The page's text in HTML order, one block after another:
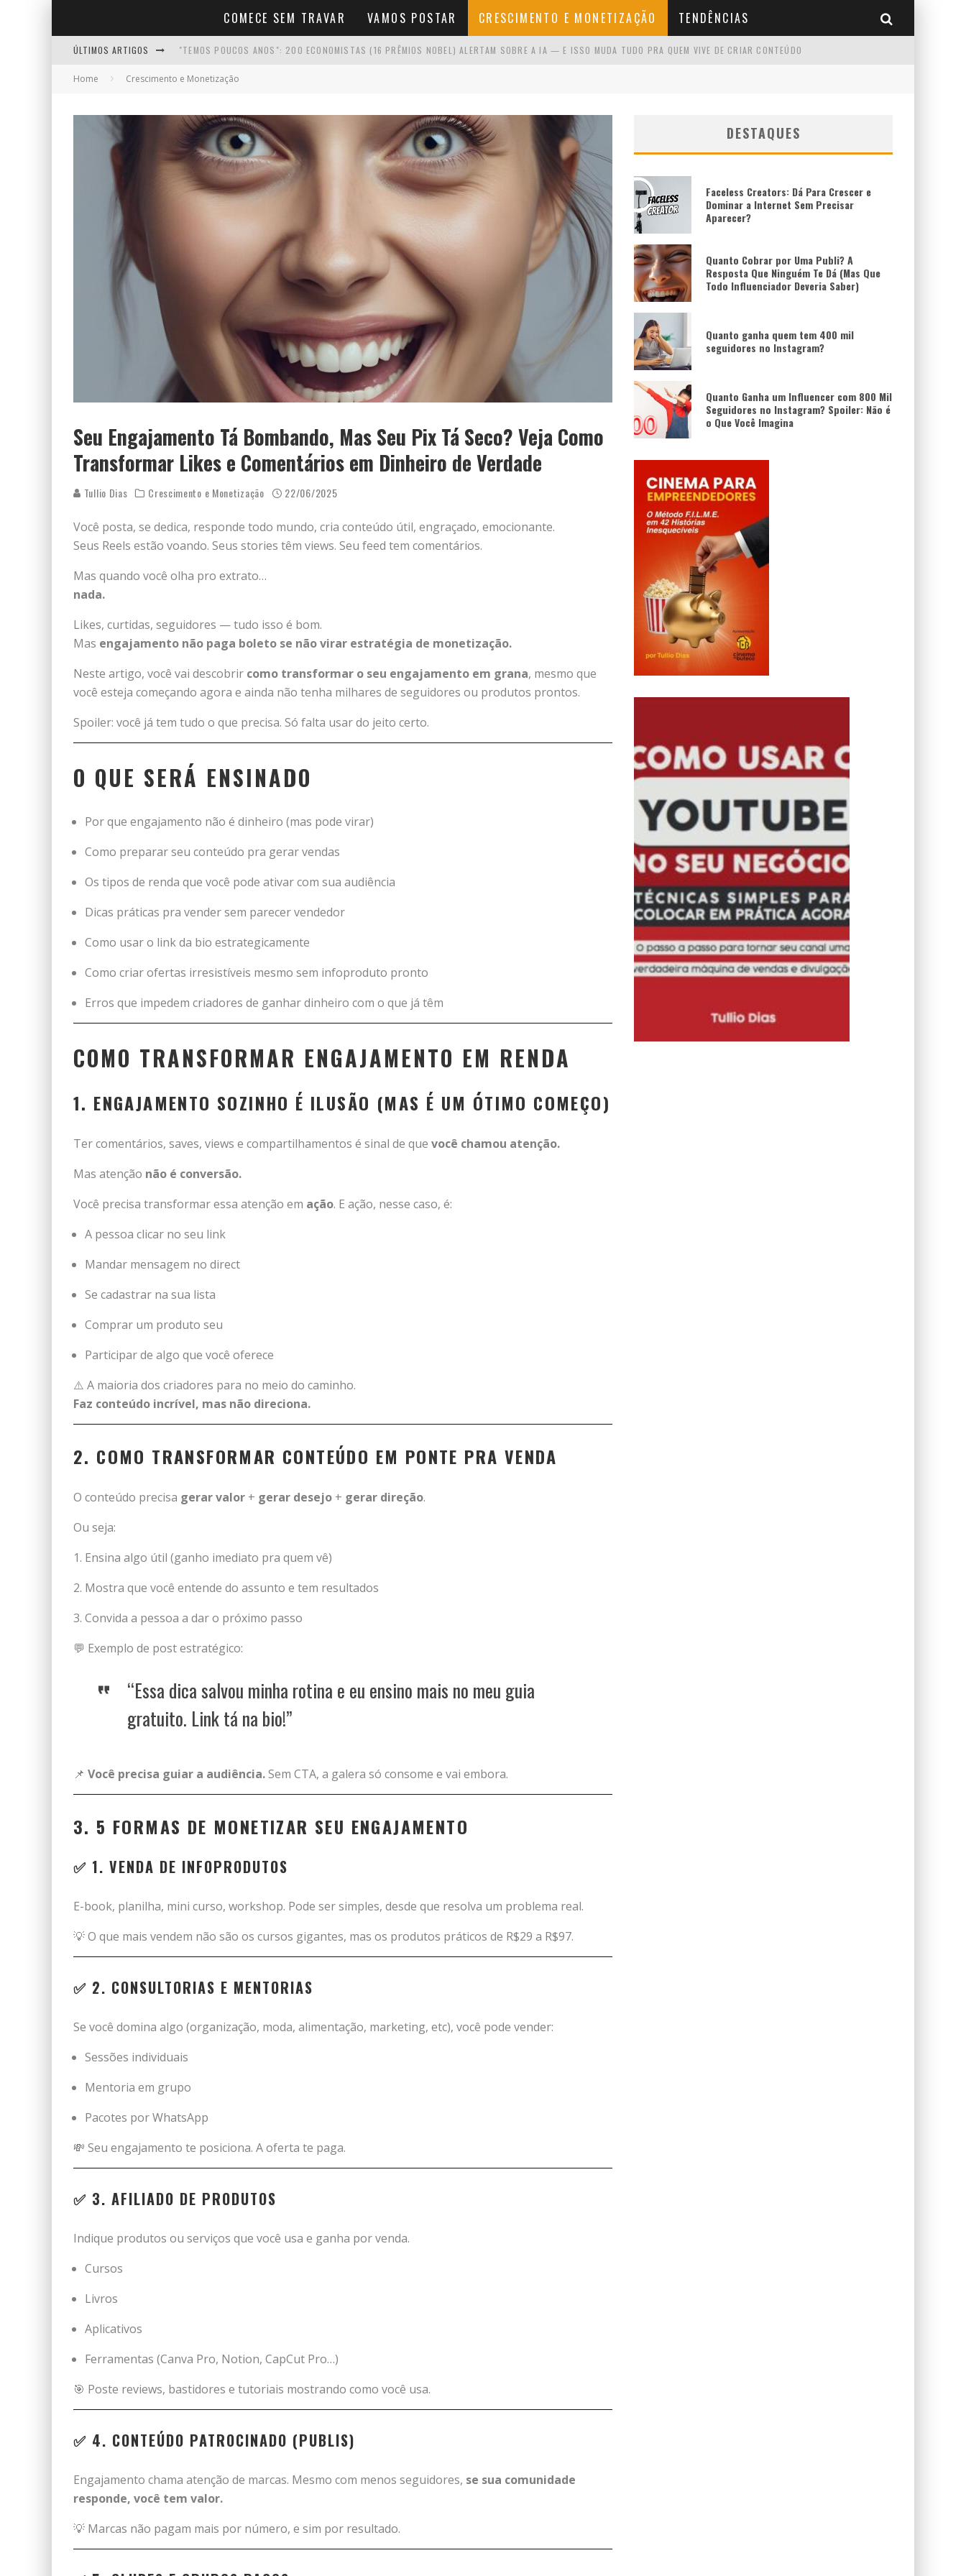
COMECE SEM TRAVAR VAMOS POSTAR CRESCIMENTO E MONETIZAÇÃO TENDÊNCIAS
ÚLTIMOS ARTIGOS "TEMOS POUCOS ANOS": 200 ECONOMISTAS (16 PRÊMIOS NOBEL) ALERTAM SOBRE A IA — E ISSO MUDA TUDO PRA QUEM VIVE DE CRIAR CONTEÚDO
COMO COMEÇAR A CRIAR CONTEÚDO SE VOCÊ ODEIA APARECER
COMO MANTER A MOTIVAÇÃO NO INÍCIO SEM VER RESULTADOS RÁPIDOS
Home Crescimento e Monetização
Seu Engajamento Tá Bombando, Mas Seu Pix Tá Seco? Veja Como
Transformar Likes e Comentários em Dinheiro de Verdade
Tullio Dias Crescimento e Monetização 22/06/2025
Você posta, se dedica, responde todo mundo, cria conteúdo útil, engraçado, emocionante.
Seus Reels estão voando. Seus stories têm views. Seu feed tem comentários.
Mas quando você olha pro extrato…
nada.
Likes, curtidas, seguidores — tudo isso é bom.
Mas engajamento não paga boleto se não virar estratégia de monetização.
Neste artigo, você vai descobrir como transformar o seu engajamento em grana, mesmo que
você esteja começando agora e ainda não tenha milhares de seguidores ou produtos prontos.
Spoiler: você já tem tudo o que precisa. Só falta usar do jeito certo.
O QUE SERÁ ENSINADO
Por que engajamento não é dinheiro (mas pode virar)
Como preparar seu conteúdo pra gerar vendas
Os tipos de renda que você pode ativar com sua audiência
Dicas práticas pra vender sem parecer vendedor
Como usar o link da bio estrategicamente
Como criar ofertas irresistíveis mesmo sem infoproduto pronto
Erros que impedem criadores de ganhar dinheiro com o que já têm
COMO TRANSFORMAR ENGAJAMENTO EM RENDA
1. ENGAJAMENTO SOZINHO É ILUSÃO (MAS É UM ÓTIMO COMEÇO)
Ter comentários, saves, views e compartilhamentos é sinal de que você chamou atenção.
Mas atenção não é conversão.
Você precisa transformar essa atenção em ação. E ação, nesse caso, é:
A pessoa clicar no seu link
Mandar mensagem no direct
Se cadastrar na sua lista
Comprar um produto seu
Participar de algo que você oferece
⚠️ A maioria dos criadores para no meio do caminho.
Faz conteúdo incrível, mas não direciona.
2. COMO TRANSFORMAR CONTEÚDO EM PONTE PRA VENDA
O conteúdo precisa gerar valor + gerar desejo + gerar direção.
Ou seja:
Ensina algo útil (ganho imediato pra quem vê)
Mostra que você entende do assunto e tem resultados
Convida a pessoa a dar o próximo passo
💬 Exemplo de post estratégico:
“Essa dica salvou minha rotina e eu ensino mais no meu guia
gratuito. Link tá na bio!”
📌 Você precisa guiar a audiência.Sem CTA, a galera só consome e vai embora.
3. 5 FORMAS DE MONETIZAR SEU ENGAJAMENTO
✅ 1. VENDA DE INFOPRODUTOS
E-book, planilha, mini curso, workshop. Pode ser simples, desde que resolva um problema real.
💡 O que mais vendem não são os cursos gigantes, mas os produtos práticos de R$29 a R$97.
✅ 2. CONSULTORIAS E MENTORIAS
Se você domina algo (organização, moda, alimentação, marketing, etc), você pode vender:
Sessões individuais
Mentoria em grupo
Pacotes por WhatsApp
💸 Seu engajamento te posiciona. A oferta te paga.
✅ 3. AFILIADO DE PRODUTOS
Indique produtos ou serviços que você usa e ganha por venda.
Cursos
Livros
Aplicativos
Ferramentas (Canva Pro, Notion, CapCut Pro…)
🎯 Poste reviews, bastidores e tutoriais mostrando como você usa.
✅ 4. CONTEÚDO PATROCINADO (PUBLIS)
Engajamento chama atenção de marcas. Mesmo com menos seguidores, se sua comunidade
responde, você tem valor.
💡 Marcas não pagam mais por número, e sim por resultado.
DESTAQUES
Faceless Creators: Dá Para Crescer e
Dominar a Internet Sem Precisar
Aparecer?
Quanto Cobrar por Uma Publi? A
Resposta Que Ninguém Te Dá (Mas Que
Todo Influenciador Deveria Saber)
Quanto ganha quem tem 400 mil
seguidores no Instagram?
Quanto Ganha um Influencer com 800 Mil
Seguidores no Instagram? Spoiler: Não é
o Que Você Imagina